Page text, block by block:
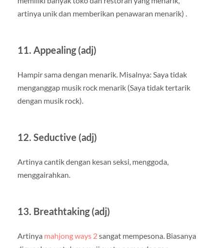
artinya unik dan memberikan penawaran menarik) .
11. Appealing (adj)
Hampir sama dengan menarik. Misalnya: Saya tidak
menganggap musik rock menarik (Saya tidak tertarik
dengan musik rock).
12. Seductive (adj)
Artinya cantik dengan kesan seksi, menggoda,
menggairahkan.
13. Breathtaking (adj)
Artinya mahjong ways 2sangat mempesona. Biasanya